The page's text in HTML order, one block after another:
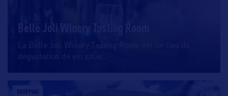
Belle Joli Winery Tasting Room
La Belle Joli Winery Tasting Room est un lieu de
dégustation de vin situé
SHOPPING